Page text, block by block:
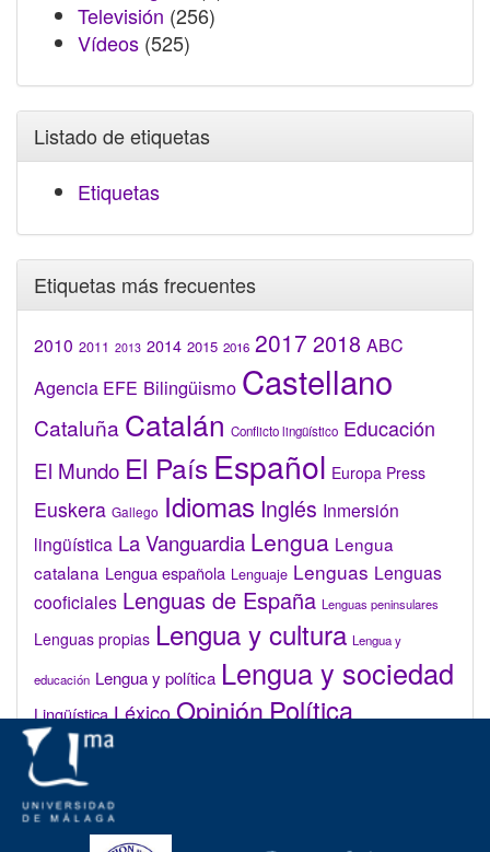
Televisión (256)
Vídeos (525)
Listado de etiquetas
Etiquetas
Etiquetas más frecuentes
2010 2011 2013 2014 2015 2016 2017 2018 ABC
Agencia EFE Bilingüismo Castellano
Cataluña Catalán Conflicto lingüístico Educación
El Mundo El País Español Europa Press
Euskera Gallego Idiomas Inglés Inmersión
lingüística La Vanguardia Lengua Lengua
catalana Lengua española Lenguaje Lenguas Lenguas
cooficiales Lenguas de España Lenguas peninsulares
Lenguas propias Lengua y cultura Lengua y
educación Lengua y política Lengua y sociedad
Lingüística LéxicoOpiniónPolítica
lingüística
Valenciano